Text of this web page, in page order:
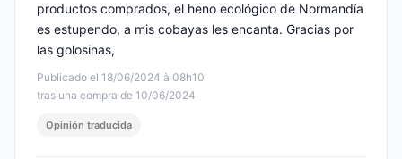
Publicado el 18/06/2024 à 08h10
tras una compra de 10/06/2024
productos comprados, el heno ecológico de Normandía
es estupendo, a mis cobayas les encanta. Gracias por
las golosinas,
Opinión traducida